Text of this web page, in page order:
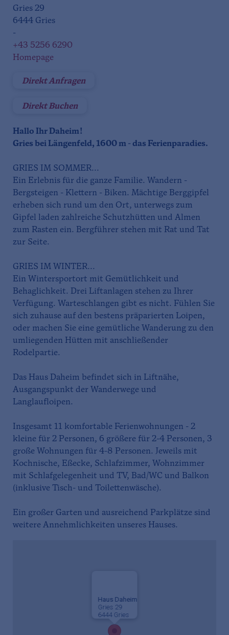
Gries 29
6444 Gries
-
+43 5256 6290
Homepage
Direkt Anfragen
Direkt Buchen
Hallo Ihr Daheim!
Gries bei Längenfeld, 1600 m - das Ferienparadies.
GRIES IM SOMMER...
Ein Erlebnis für die ganze Familie. Wandern -
Bergsteigen - Klettern - Biken. Mächtige Berggipfel
erheben sich rund um den Ort, unterwegs zum
Gipfel laden zahlreiche Schutzhütten und Almen
zum Rasten ein. Bergführer stehen mit Rat und Tat
zur Seite.
GRIES IM WINTER...
Ein Wintersportort mit Gemütlichkeit und
Behaglichkeit. Drei Liftanlagen stehen zu Ihrer
Verfügung. Warteschlangen gibt es nicht. Fühlen Sie
sich zuhause auf den bestens präparierten Loipen,
oder machen Sie eine gemütliche Wanderung zu den
umliegenden Hütten mit anschließender
Rodelpartie.
Das Haus Daheim befindet sich in Liftnähe,
Ausgangspunkt der Wanderwege und
Langlaufloipen.
Insgesamt 11 komfortable Ferienwohnungen - 2
kleine für 2 Personen, 6 größere für 2-4 Personen, 3
große Wohnungen für 4-8 Personen. Jeweils mit
Kochnische, Eßecke, Schlafzimmer, Wohnzimmer
mit Schlafgelegenheit und TV, Bad/WC und Balkon
(inklusive Tisch- und Toilettenwäsche).
Ein großer Garten und ausreichend Parkplätze sind
weitere Annehmlichkeiten unseres Hauses.
Haus Daheim
Gries 29
6444 Gries